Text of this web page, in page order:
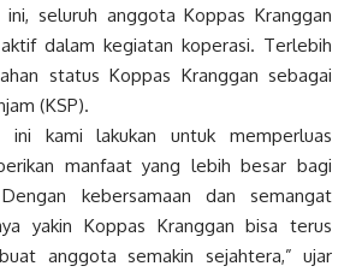
seluruh anggota Koppas Kranggan
dalam kegiatan koperasi. Terlebih
status Koppas Kranggan sebagai
(KSP).
ini kami lakukan untuk memperluas
manfaat yang lebih besar bagi
kebersamaan dan semangat
yakin Koppas Kranggan bisa terus
anggota semakin sejahtera,” ujar